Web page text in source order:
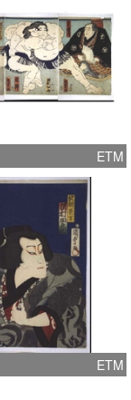
ETM
ETM